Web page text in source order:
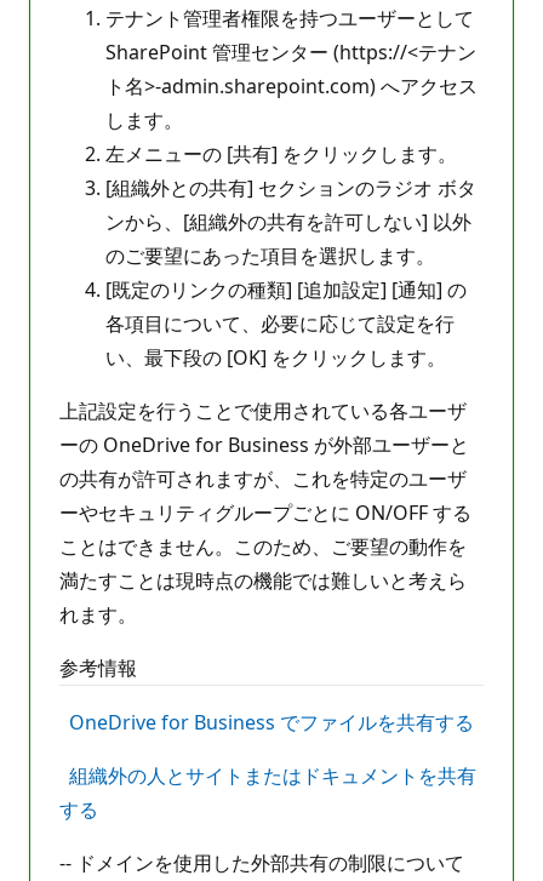
テナント管理者権限を持つユーザーとして
SharePoint 管理センター (https://<テナン
ト名>-admin.sharepoint.com) へアクセス
します。
左メニューの [共有] をクリックします。
[組織外との共有] セクションのラジオ ボタ
ンから、[組織外の共有を許可しない] 以外
のご要望にあった項目を選択します。
[既定のリンクの種類] [追加設定] [通知] の
各項目について、必要に応じて設定を行
い、最下段の [OK] をクリックします。
上記設定を行うことで使用されている各ユーザ
ーの OneDrive for Business が外部ユーザーと
の共有が許可されますが、これを特定のユーザ
ーやセキュリティグループごとに ON/OFF する
ことはできません。このため、ご要望の動作を
満たすことは現時点の機能では難しいと考えら
れます。
参考情報
OneDrive for Business でファイルを共有する
組織外の人とサイトまたはドキュメントを共有
する
-- ドメインを使用した外部共有の制限について